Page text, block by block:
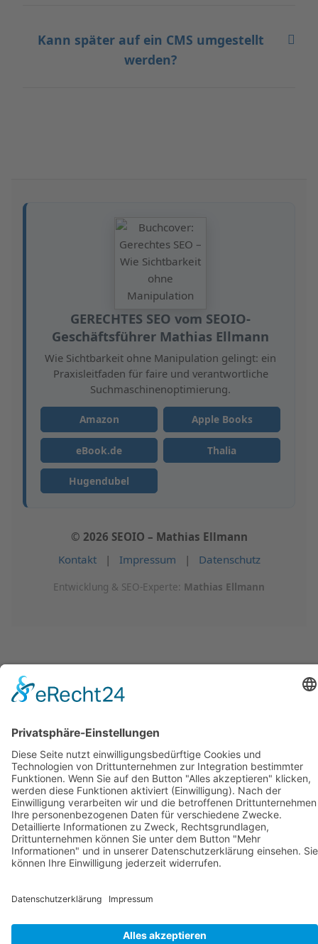
Kann später auf ein CMS umgestellt
werden?
GERECHTES SEO vom SEOIO-
Geschäftsführer Mathias Ellmann
Wie Sichtbarkeit ohne Manipulation gelingt: ein
Praxisleitfaden für faire und verantwortliche
Suchmaschinenoptimierung.
Amazon Apple Books
eBook.de Thalia
Hugendubel
© 2026 SEOIO – Mathias Ellmann
Kontakt
| Impressum | Datenschutz
Entwicklung & SEO-Experte: Mathias Ellmann